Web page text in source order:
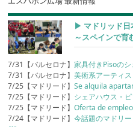
▶︎ マドリッド日
～スペインで育
7/31【バルセロナ】家具付きPisoの
7/31【バルセロナ】美術系アーティ
7/25【マドリード】Se alquila
7/25【マドリード】 シェアハウス・
7/25【マドリード】Oferta de
7/24【マドリード】今話題のマドリ